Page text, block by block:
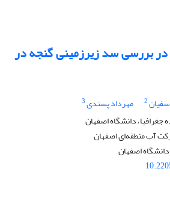
بررسی سد زیرزمینی گنجه در
2 مهرداد پسندی3
دانشگاه اصفهان
آب منطقه‌ای اصفهان
اصفهان